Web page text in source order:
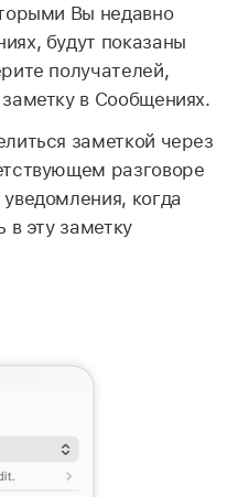
Вы недавно
будут показаны
получателей,
в Сообщениях.
заметкой через
разговоре
когда
в эту заметку